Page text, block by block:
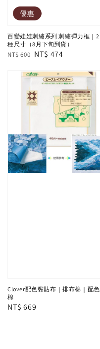
優惠
百變娃娃刺繡系列 刺繡彈力框｜2
種尺寸（8月下旬到貨）
Regular
NT$ 600 Sale
NT$ 474
Clover配色黏貼布｜排布棉｜配色
棉
Regular
NT$ 669